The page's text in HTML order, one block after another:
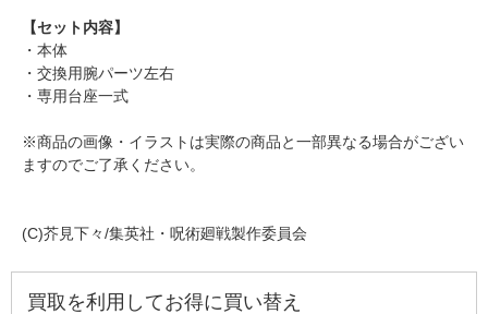
【セット内容】
・本体
・交換用腕パーツ左右
・専用台座一式
※商品の画像・イラストは実際の商品と一部異なる場合がござい
ますのでご了承ください。
(C)芥見下々/集英社・呪術廻戦製作委員会
買取を利用してお得に買い替え